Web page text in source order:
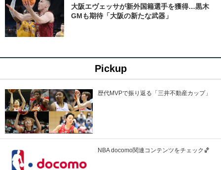
大阪エヴェッサが新外国籍選手を獲得…黒木
GMも期待「大阪の新たな武器」
Pickup
歴代MVPで振り返る「三井不動産カップ」
NBA docomo関連コンテンツをチェック🏀